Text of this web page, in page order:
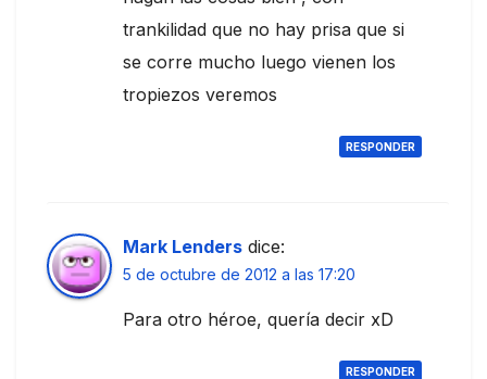
trankilidad que no hay prisa que si
se corre mucho luego vienen los
tropiezos veremos
RESPONDER
Mark Lenders dice:
5 de octubre de 2012 a las 17:20
Para otro héroe, quería decir xD
RESPONDER